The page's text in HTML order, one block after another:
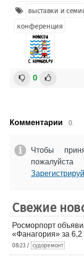
выставки и
конференция
0
Комментарии 0.
Чтобы
Свежие
Росморпорт
«Фанагория» за
08:23 / судоремонт